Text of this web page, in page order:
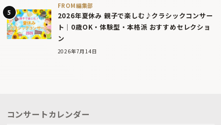
FROM編集部
2026年夏休み 親子で楽しむ♪クラシックコンサー
ト｜0歳OK・体験型・本格派 おすすめセレクショ
ン
2026年7月14日
コンサートカレンダー